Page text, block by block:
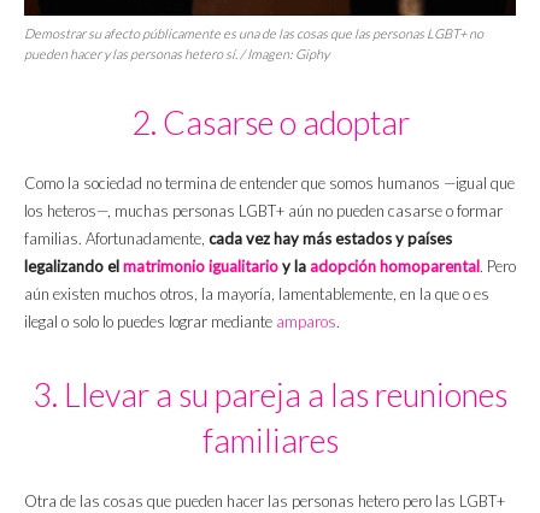
Demostrar su afecto públicamente es una de las cosas que las personas LGBT+ no
pueden hacer y las personas hetero sí. / Imagen: Giphy
2. Casarse o adoptar
Como la sociedad no termina de entender que somos humanos —igual que
los heteros—, muchas personas LGBT+ aún no pueden casarse o formar
familias. Afortunadamente, cada vez hay más estados y países
legalizando elmatrimonio igualitarioy la adopción homoparental. Pero
aún existen muchos otros, la mayoría, lamentablemente, en la que o es
ilegal o solo lo puedes lograr mediante amparos.
3. Llevar a su pareja a las reuniones
familiares
Otra de las cosas que pueden hacer las personas hetero pero las LGBT+